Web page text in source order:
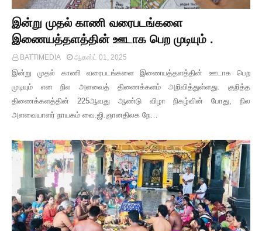
இன்று முதல் காணி வரைபடங்களை
இணையத்தளத்தின் ஊடாக பெற முடியும் .
BATTIMEDIA ஆகஸ்ட் 01, 2025
இன்று முதல் காணி வரைபடங்களை இணையத்தளத்தின் ஊடாக பெற
முடியும் என நில அளவைத் திணைக்களம் அறிவித்துள்ளது. குறித்த
திணைக்களத்தின் 225ஆவது ஆண்டு விழா நிகழ்வின் போது, நில
அளவையாளர் நாயகம் வை.ஜி.ஞானதிலக நே…